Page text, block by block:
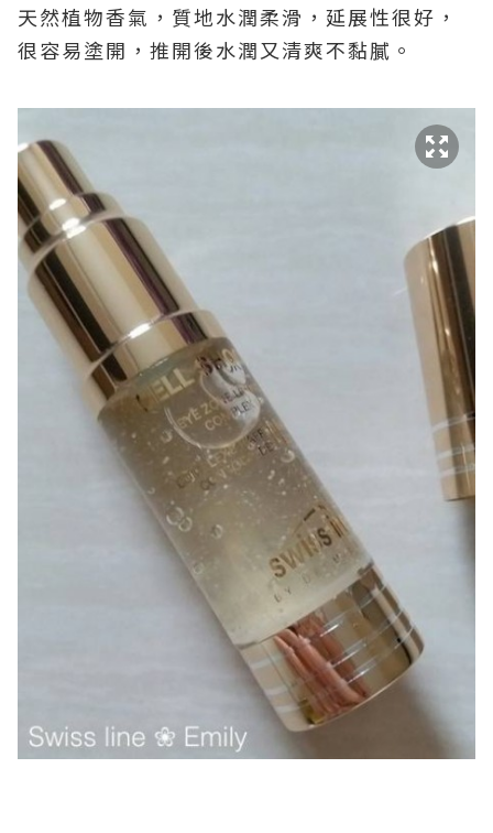
天然植物香氣，質地水潤柔滑，延展性很好，
很容易塗開，推開後水潤又清爽不黏膩。